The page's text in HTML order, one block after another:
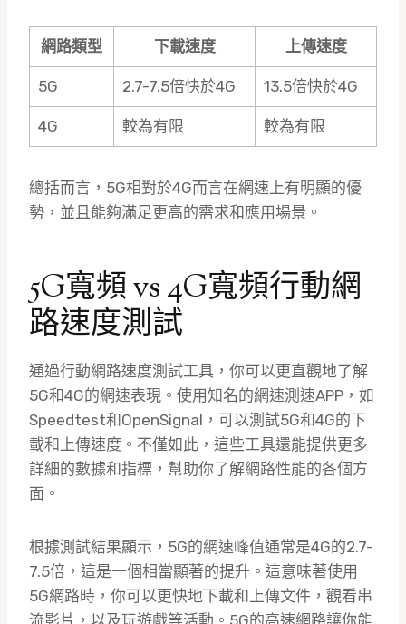
網路類型 下載速度 上傳速度
5G 2.7-7.5倍快於4G 13.5倍快於4G
4G 較為有限 較為有限
總括而言，5G相對於4G而言在網速上有明顯的優
勢，並且能夠滿足更高的需求和應用場景。
5G寬頻 vs 4G寬頻行動網
路速度測試
通過行動網路速度測試工具，你可以更直觀地了解
5G和4G的網速表現。使用知名的網速測速APP，如
Speedtest和OpenSignal，可以測試5G和4G的下
載和上傳速度。不僅如此，這些工具還能提供更多
詳細的數據和指標，幫助你了解網路性能的各個方
面。
根據測試結果顯示，5G的網速峰值通常是4G的2.7-
7.5倍，這是一個相當顯著的提升。這意味著使用
5G網路時，你可以更快地下載和上傳文件，觀看串